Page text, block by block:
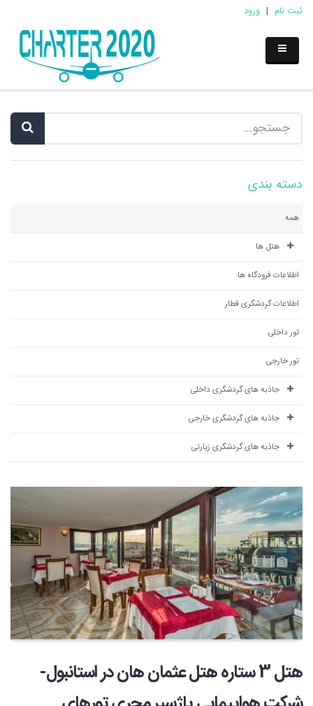
ثبت نام | ورود
دسته بندی
همه
هتل ها
اطلاعات فرودگاه ها
اطلاعات گردشگری قطار
تور داخلی
تور خارجی
جاذبه های گردشگری داخلی
جاذبه های گردشگری خارجی
جاذبه های گردشگری زیارتی
هتل 3 ستاره هتل عثمان هان در استانبول-